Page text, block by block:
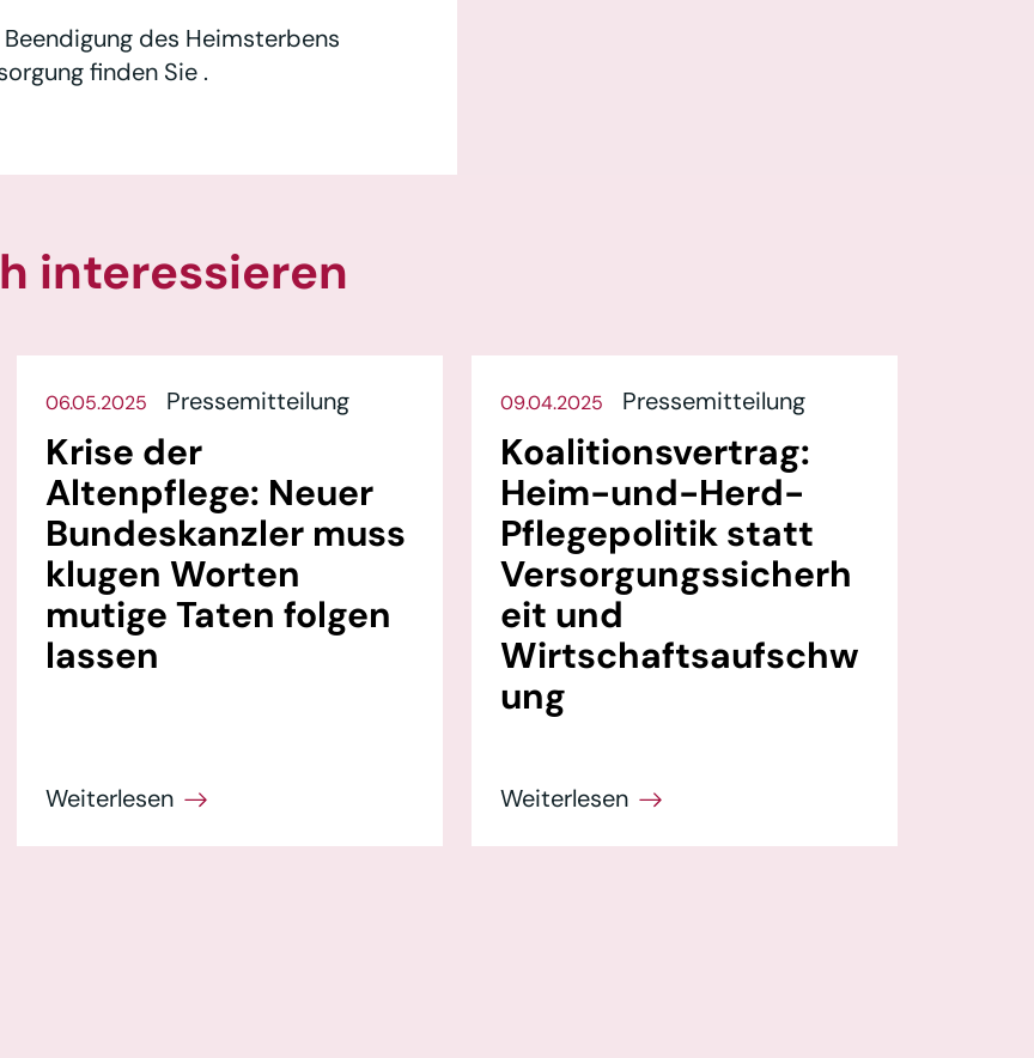
des Heimsterbens
finden Sie .
interessieren
06.05.2025 Pressemitteilung
Krise der
Altenpflege: Neuer
Bundeskanzler muss
klugen Worten
mutige Taten folgen
lassen
09.04.2025 Pressemitteilung
Koalitionsvertrag:
Heim-und-Herd-
Pflegepolitik statt
Versorgungssicherh
eit und
Wirtschaftsaufschw
ung